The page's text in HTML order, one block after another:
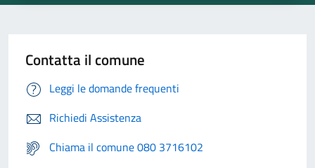
Contatta il comune
Leggi le domande frequenti
Richiedi Assistenza
Chiama il comune 080 3716102